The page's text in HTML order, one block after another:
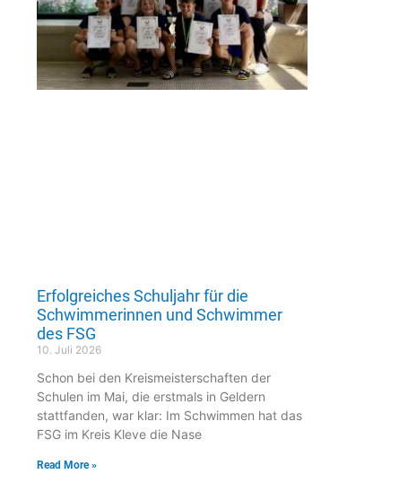
Erfolgreiches Schuljahr für die
Schwimmerinnen und Schwimmer
des FSG
10. Juli 2026
Schon bei den Kreismeisterschaften der
Schulen im Mai, die erstmals in Geldern
stattfanden, war klar: Im Schwimmen hat das
FSG im Kreis Kleve die Nase
Read More »